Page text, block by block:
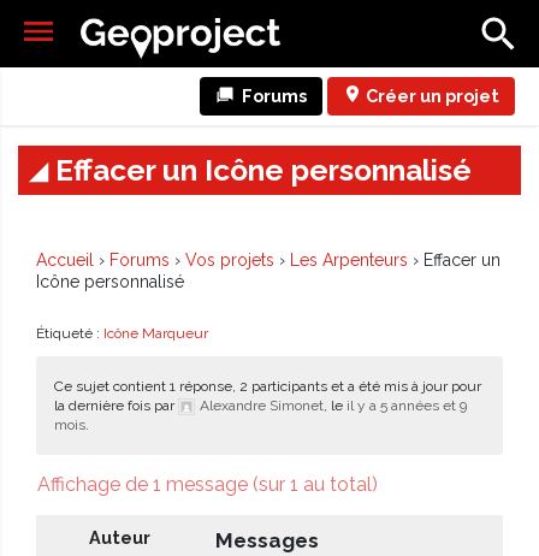
Forums Créer un projet
Effacer un Icône personnalisé
Accueil › Forums › Vos projets › Les Arpenteurs › Effacer un
Icône personnalisé
Étiqueté : Icône Marqueur
Ce sujet contient 1 réponse, 2 participants et a été mis à jour pour
la dernière fois par
Alexandre Simonet, le il y a 5 années et 9
mois.
Affichage de 1 message (sur 1 au total)
Auteur Messages